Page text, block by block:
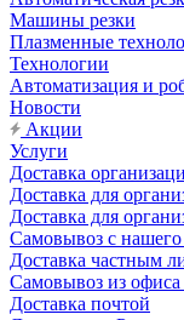
Машины резки
Плазменные
Технологии
Автоматизация и
Новости
Акции
Услуги
Доставка
Доставка для
Доставка для
Самовывоз с нашего
Доставка частным
Самовывоз из офиса
Доставка почтой